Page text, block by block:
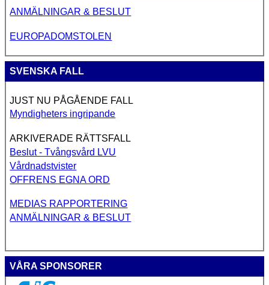
ANMÄLNINGAR & BESLUT
EUROPADOMSTOLEN
SVENSKA FALL
JUST NU PÅGÅENDE FALL
Myndigheters ingripande
ARKIVERADE RÄTTSFALL
Beslut - Tvångsvård LVU
Vårdnadstvister
OFFRENS EGNA ORD
MEDIAS RAPPORTERING
ANMÄLNINGAR & BESLUT
VÅRA SPONSORER